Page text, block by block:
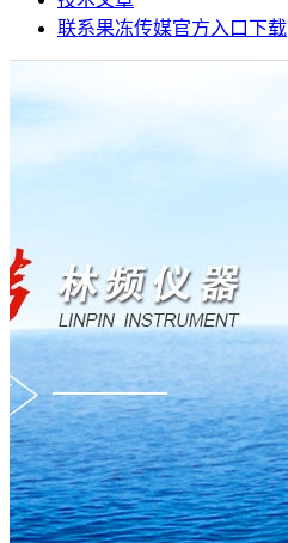
联系果冻传媒官方入口下载